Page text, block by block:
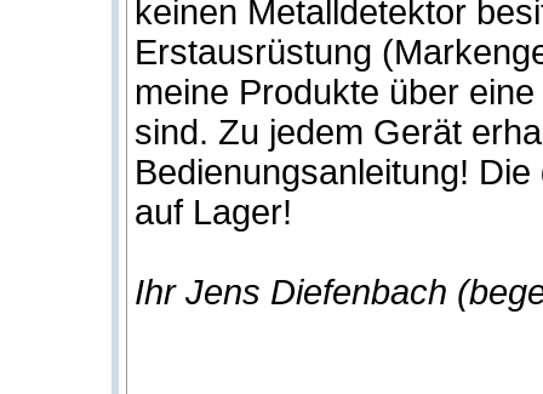
keinen Metalldetektor
Erstausrüstung
meine Produkte über
sind. Zu jedem Gerät
Bedienungsanleitung!
auf Lager!
Ihr Jens Diefenbach